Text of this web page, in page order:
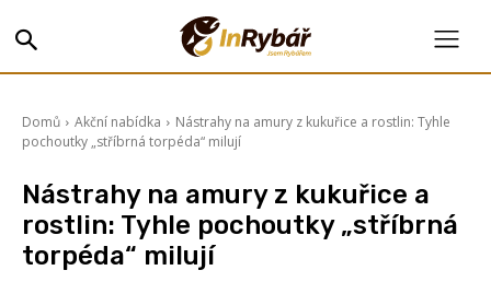
Domů Akční nabídka
Nástrahy na amury z kukuřice a rostlin: Tyhle
pochoutky „stříbrná torpéda“ milují
Nástrahy na amury z kukuřice a
rostlin: Tyhle pochoutky „stříbrná
torpéda“ milují